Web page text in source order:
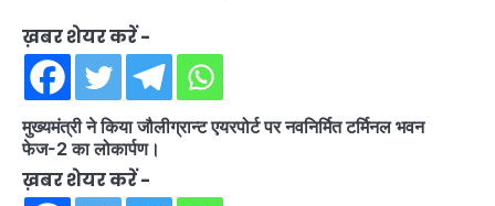
ख़बर शेयर करें -
मुख्यमंत्री ने किया जौलीग्रान्ट एयरपोर्ट पर नवनिर्मित टर्मिनल भवन
फेज-2 का लोकार्पण।
ख़बर शेयर करें -